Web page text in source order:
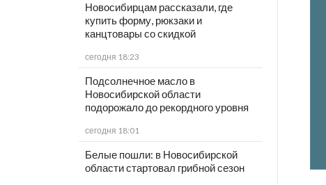
Новосибирцам рассказали, где
купить форму, рюкзаки и
канцтовары со скидкой
сегодня 18:23
Подсолнечное масло в
Новосибирской области
подорожало до рекордного уровня
сегодня 18:01
Белые пошли: в Новосибирской
области стартовал грибной сезон